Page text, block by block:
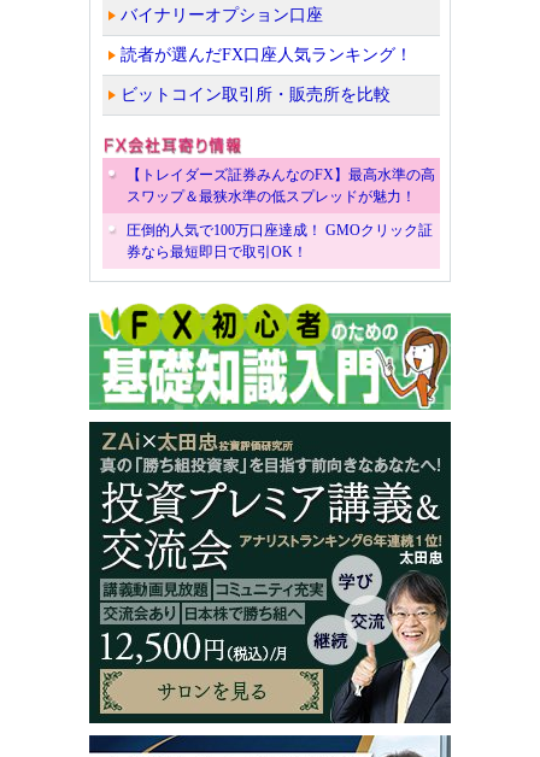
バイナリーオプション口座
読者が選んだFX口座人気ランキング！
ビットコイン取引所・販売所を比較
【トレイダーズ証券みんなのFX】最高水準の高
スワップ＆最狭水準の低スプレッドが魅力！
圧倒的人気で100万口座達成！ GMOクリック証
券なら最短即日で取引OK！